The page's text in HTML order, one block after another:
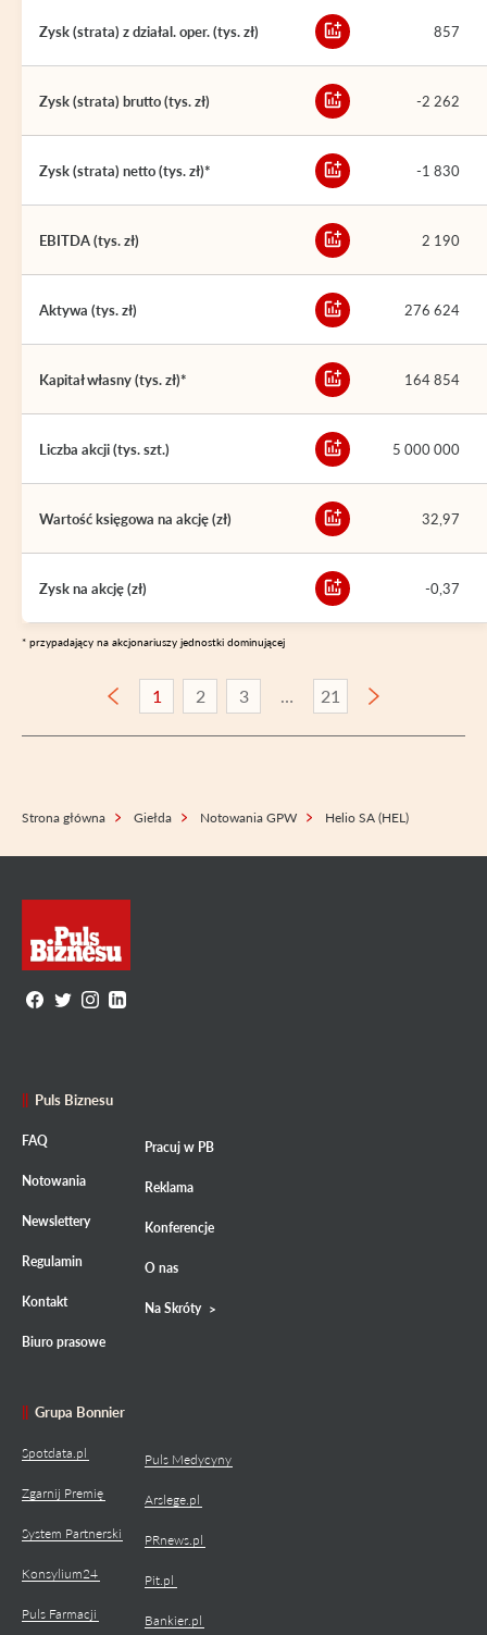
Zysk (strata) z działal. oper. (tys. zł) 857
Zysk (strata) brutto (tys. zł) -2 262
Zysk (strata) netto (tys. zł)* -1 830
EBITDA (tys. zł) 2 190
Aktywa (tys. zł) 276 624
Kapitał własny (tys. zł)* 164 854
Liczba akcji (tys. szt.) 5 000 000
Wartość księgowa na akcję (zł) 32,97
Zysk na akcję (zł) -0,37
* przypadający na akcjonariuszy jednostki dominującej
1 2 3 21
Strona główna Giełda Notowania GPW Helio SA (HEL)
Puls Biznesu
FAQ
Notowania
Newslettery
Regulamin
Kontakt
Biuro prasowe
Pracuj w PB
Reklama
Konferencje
O nas
Na Skróty
Grupa Bonnier
Spotdata.pl
Zgarnij Premię
System Partnerski
Konsylium24
Puls Farmacji
Puls Medycyny
Arslege.pl
PRnews.pl
Pit.pl
Bankier.pl